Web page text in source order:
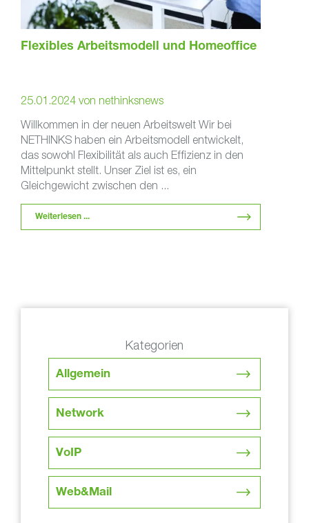
Flexibles Arbeitsmodell und Homeoffice
25.01.2024 von nethinksnews
Willkommen in der neuen Arbeitswelt Wir bei
NETHINKS haben ein Arbeitsmodell entwickelt,
das sowohl Flexibilität als auch Effizienz in den
Mittelpunkt stellt. Unser Ziel ist es, ein
Gleichgewicht zwischen den ...
Weiterlesen ...
Kategorien
Allgemein
Network
VoIP
Web&Mail